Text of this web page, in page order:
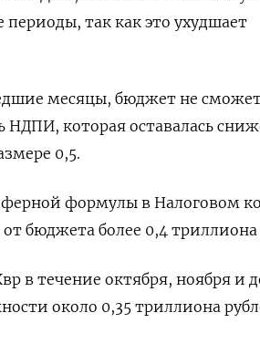
так как это ухудшает
месяцы, бюджет не
НДПИ, которая оставалась
0,5.
формулы в Налоговом
бюджета более 0,4 триллиона
в течение октября, ноября и
около 0,35 триллиона